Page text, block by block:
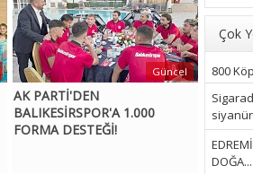
Çok
800
DOĞA...
AK PARTİ'DEN
BALIKESİRSPOR'A 1.000
FORMA DESTEĞİ!
Güncel